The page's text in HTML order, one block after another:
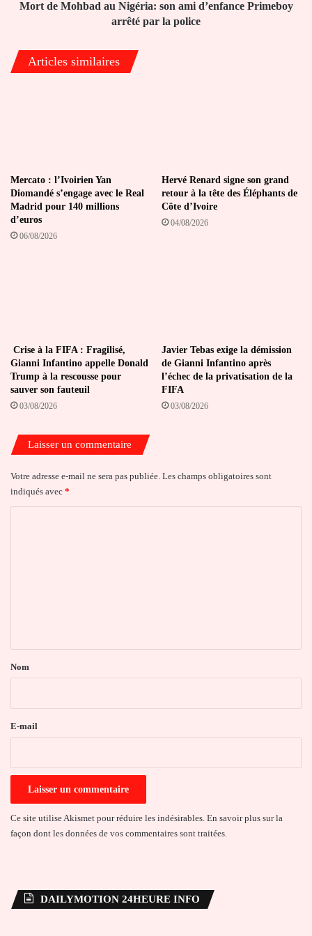
arrêté
police
Mort de Mohbad au Nigéria: son ami d’enfance Primeboy
arrêté par la police
Articles similaires
Mercato : l’Ivoirien Yan
Diomandé s’engage avec le Real
Madrid pour 140 millions
d’euros
06/08/2026
Hervé Renard signe son grand
retour à la tête des Éléphants de
Côte d’Ivoire
04/08/2026
Crise à la FIFA : Fragilisé,
Gianni Infantino appelle Donald
Trump à la rescousse pour
sauver son fauteuil
03/08/2026
Javier Tebas exige la démission
de Gianni Infantino après
l’échec de la privatisation de la
FIFA
03/08/2026
Laisser un commentaire
Votre adresse e-mail ne sera pas publiée. Les champs obligatoires sont
indiqués avec *
a
e
Nom
E-mail
Ce site utilise Akismet pour réduire les indésirables. En savoir plus sur la
façon dont les données de vos commentaires sont traitées.
DAILYMOTION 24HEURE INFO